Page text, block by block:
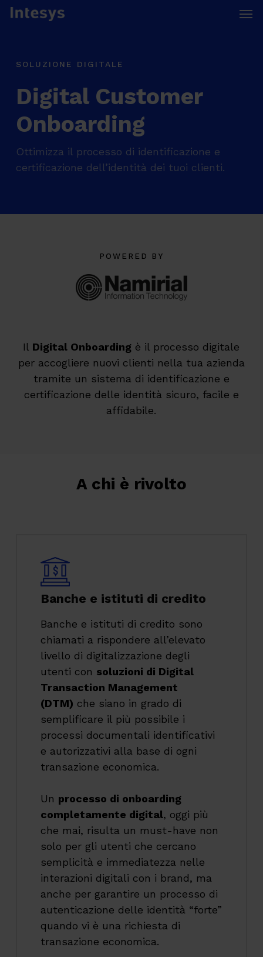
Skip
SOLUZIONE DIGITALE
Digital Customer
Onboarding
Ottimizza il processo di identificazione e
certificazione dell’identità dei tuoi clienti.
POWERED BY
Il Digital Onboarding è il processo digitale
per accogliere nuovi clienti nella tua azienda
tramite un sistema di identificazione e
certificazione delle identità sicuro, facile e
affidabile.
A chi è rivolto
Banche e istituti di credito
Banche e istituti di credito sono
chiamati a rispondere all’elevato
livello di digitalizzazione degli
utenti con soluzioni di Digital
Transaction Management
(DTM) che siano in grado di
semplificare il più possibile i
processi documentali identificativi
e autorizzativi alla base di ogni
transazione economica.
Un processo di onboarding
completamente digital, oggi più
che mai, risulta un must-have non
solo per gli utenti che cercano
semplicità e immediatezza nelle
interazioni digitali con i brand, ma
anche per garantire un processo di
autenticazione delle identità “forte”
quando vi è una richiesta di
transazione economica.